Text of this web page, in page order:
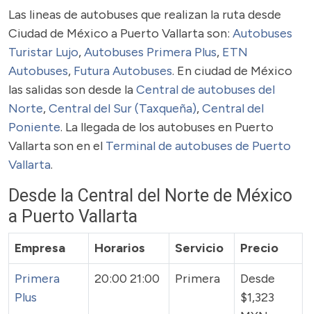
Las lineas de autobuses que realizan la ruta desde
Ciudad de México a Puerto Vallarta son: Autobuses
Turistar Lujo,Autobuses Primera Plus, ETN
Autobuses, Futura Autobuses. En ciudad de México
las salidas son desde laCentral de autobuses del
Norte,Central del Sur (Taxqueña),Central del
Poniente. La llegada de los autobuses en Puerto
Vallarta son en el Terminal de autobuses de Puerto
Vallarta.
Desde la Central del Norte de México
a Puerto Vallarta
Empresa Horarios Servicio
Precio
Primera
Plus
20:00 21:00 Primera
Desde
$1,323